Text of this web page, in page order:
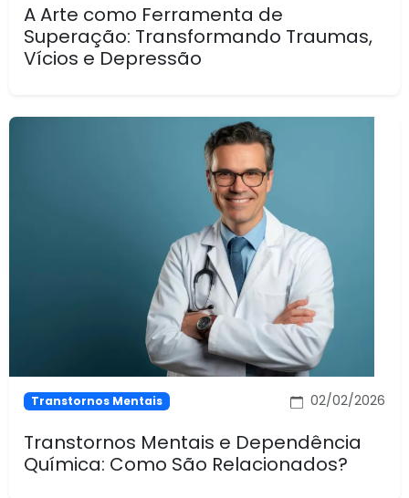
A Arte como Ferramenta de
Superação: Transformando Traumas,
Vícios e Depressão
Transtornos Mentais 02/02/2026
Transtornos Mentais e Dependência
Química: Como São Relacionados?